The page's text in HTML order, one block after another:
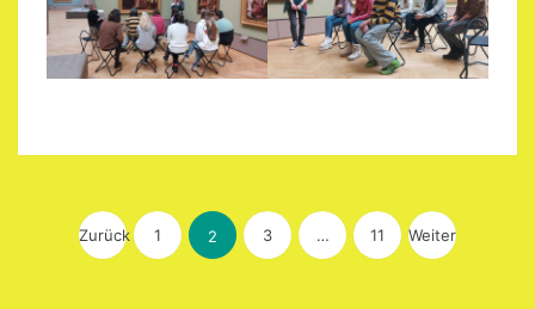
Seitennummerierung
der
Beiträge
Zurück 1 2 3 … 11 Weiter